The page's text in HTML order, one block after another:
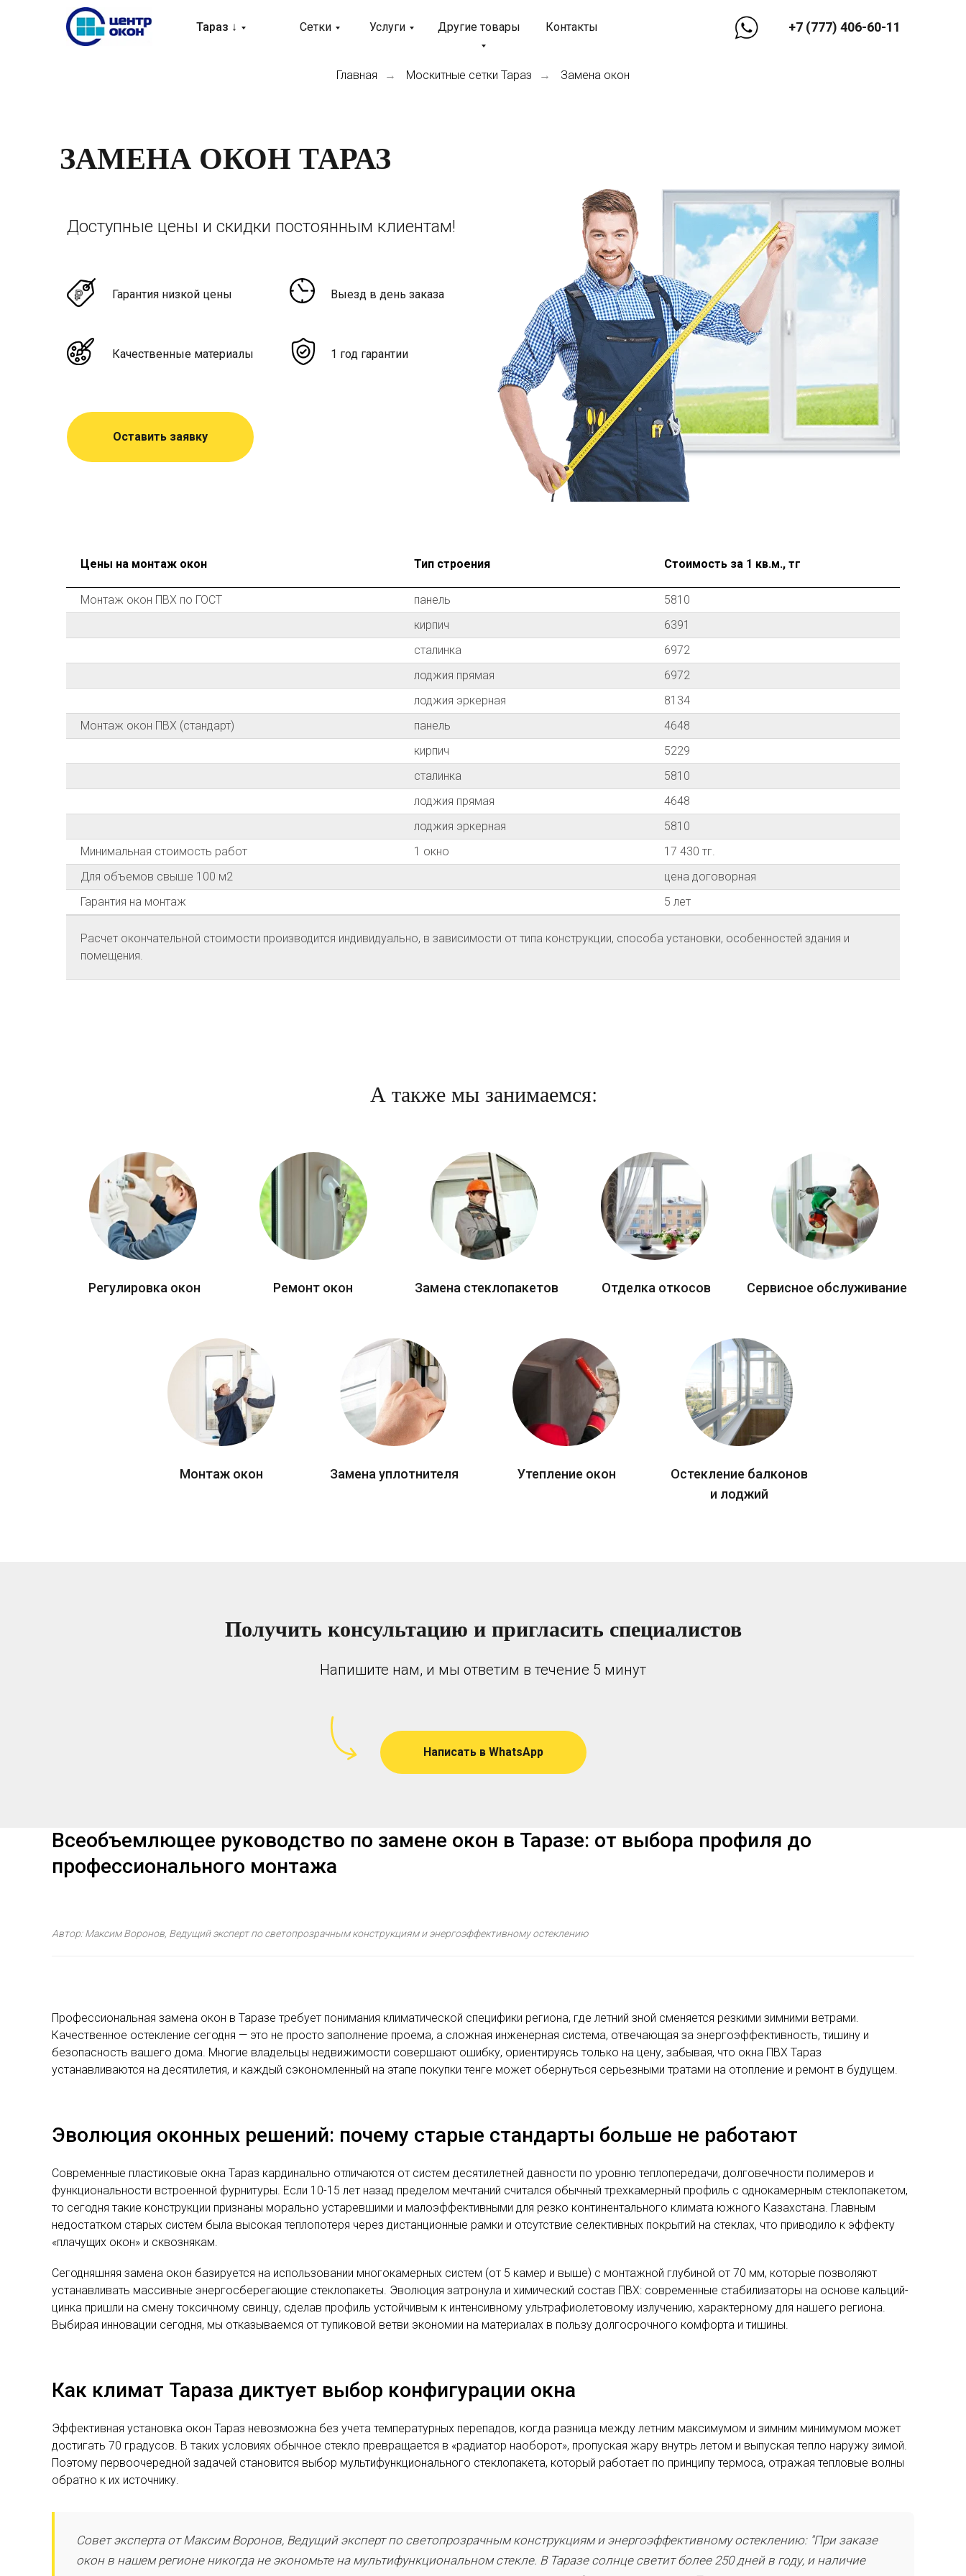
+7 (777) 406-60-11
Услуги
Тараз ↓ Другие товары Контакты
Сетки
Главная → Москитные сетки Тараз → Замена окон
ЗАМЕНА ОКОН ТАРАЗ
Гарантия низкой цены Выезд в день заказа
Качественные материалы 1 год гарантии
Оставить заявку
Доступные цены и скидки постоянным клиентам!
Цены на монтаж окон Тип строения Стоимость за 1 кв.м., тг
Монтаж окон ПВХ по ГОСТ панель
5810
кирпич
6391
сталинка
6972
лоджия прямая
6972
лоджия эркерная
8134
Монтаж окон ПВХ (стандарт)
панель
4648
кирпич
5229
сталинка
5810
лоджия прямая
4648
лоджия эркерная
5810
Минимальная стоимость работ
1 окно
17 430 тг.
Для объемов свыше 100 м2
цена договорная
Гарантия на монтаж
5 лет
Расчет окончательной стоимости производится индивидуально, в зависимости от типа конструкции, способа установки, особенностей здания и
помещения.
А также мы занимаемся:
Регулировка окон Ремонт окон Замена стеклопакетов Отделка откосов
Монтаж окон Замена уплотнителя Утепление окон
Сервисное обслуживание
Остекление балконов
и лоджий
Получить консультацию и пригласить специалистов
Напишите нам, и мы ответим в течение 5 минут
Написать в WhatsApp
Всеобъемлющее руководство по замене окон в Таразе: от выбора профиля до
профессионального монтажа
Автор: Максим Воронов, Ведущий эксперт по светопрозрачным конструкциям и энергоэффективному остеклению
Профессиональная замена окон в Таразе требует понимания климатической специфики региона, где летний зной сменяется резкими зимними ветрами.
Качественное остекление сегодня — это не просто заполнение проема, а сложная инженерная система, отвечающая за энергоэффективность, тишину и
безопасность вашего дома. Многие владельцы недвижимости совершают ошибку, ориентируясь только на цену, забывая, что окна ПВХ Тараз
устанавливаются на десятилетия, и каждый сэкономленный на этапе покупки тенге может обернуться серьезными тратами на отопление и ремонт в будущем.
Эволюция оконных решений: почему старые стандарты больше не работают
Современные пластиковые окна Тараз кардинально отличаются от систем десятилетней давности по уровню теплопередачи, долговечности полимеров и
функциональности встроенной фурнитуры. Если 10-15 лет назад пределом мечтаний считался обычный трехкамерный профиль с однокамерным стеклопакетом,
то сегодня такие конструкции признаны морально устаревшими и малоэффективными для резко континентального климата южного Казахстана. Главным
недостатком старых систем была высокая теплопотеря через дистанционные рамки и отсутствие селективных покрытий на стеклах, что приводило к эффекту
«плачущих окон» и сквознякам.
Сегодняшняя замена окон базируется на использовании многокамерных систем (от 5 камер и выше) с монтажной глубиной от 70 мм, которые позволяют
устанавливать массивные энергосберегающие стеклопакеты. Эволюция затронула и химический состав ПВХ: современные стабилизаторы на основе кальций-
цинка пришли на смену токсичному свинцу, сделав профиль устойчивым к интенсивному ультрафиолетовому излучению, характерному для нашего региона.
Выбирая инновации сегодня, мы отказываемся от тупиковой ветви экономии на материалах в пользу долгосрочного комфорта и тишины.
Как климат Тараза диктует выбор конфигурации окна
Эффективная установка окон Тараз невозможна без учета температурных перепадов, когда разница между летним максимумом и зимним минимумом может
достигать 70 градусов. В таких условиях обычное стекло превращается в «радиатор наоборот», пропуская жару внутрь летом и выпуская тепло наружу зимой.
Поэтому первоочередной задачей становится выбор мультифункционального стеклопакета, который работает по принципу термоса, отражая тепловые волны
обратно к их источнику.
Совет эксперта от Максим Воронов, Ведущий эксперт по светопрозрачным конструкциям и энергоэффективному остеклению: "При заказе
окон в нашем регионе никогда не экономьте на мультифункциональном стекле. В Таразе солнце светит более 250 дней в году, и наличие